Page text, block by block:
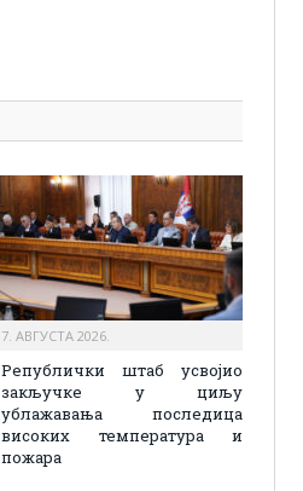
7. АВГУСТА 2026.
Републички штаб усвојио
закључке у циљу
ублажавања последица
високих температура и
пожара​